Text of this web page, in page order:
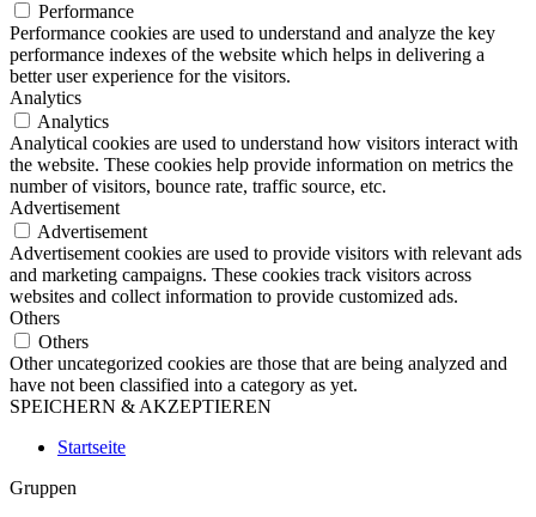
Performance
Performance cookies are used to understand and analyze the key
performance indexes of the website which helps in delivering a
better user experience for the visitors.
Analytics
Analytics
Analytical cookies are used to understand how visitors interact with
the website. These cookies help provide information on metrics the
number of visitors, bounce rate, traffic source, etc.
Advertisement
Advertisement
Advertisement cookies are used to provide visitors with relevant ads
and marketing campaigns. These cookies track visitors across
websites and collect information to provide customized ads.
Others
Others
Other uncategorized cookies are those that are being analyzed and
have not been classified into a category as yet.
SPEICHERN & AKZEPTIEREN
Startseite
Gruppen